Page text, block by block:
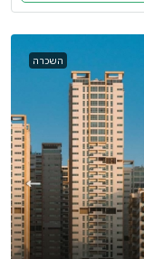
השכרה